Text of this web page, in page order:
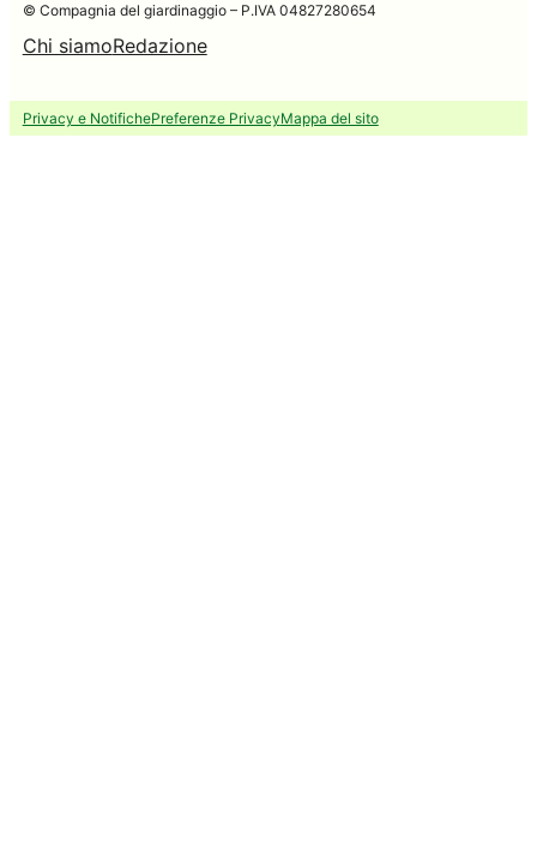
© Compagnia del giardinaggio – P.IVA 04827280654
Chi siamoRedazione
Privacy e NotifichePreferenze PrivacyMappa del sito